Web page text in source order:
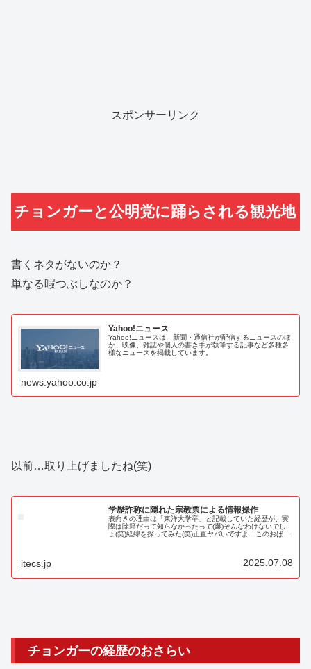
スポンサーリンク
チョンガーと公明党に踊らされる観光地
書くネタがないのか？
単なる暇つぶしなのか？
Yahoo!ニュース
Yahoo!ニュースは、新聞・通信社が配信するニュースのほ
か、映像、雑誌や個人の書き手が執筆する記事など多種多
様なニュースを掲載しています。
news.yahoo.co.jp
以前…取り上げましたね(笑)
学歴詐称に隠れた宗教票による情報操作
表向きの理由は「東洋大学卒」と記載していた経歴が、実
際は除籍だって知らなかったって(爆)そんなわけないでし
ょ(笑)経緯を探ってみた(笑)正直ヤバいですよ…このおばさ
itecs.jp 2025.07.08
チョンガーの経歴のおさらい